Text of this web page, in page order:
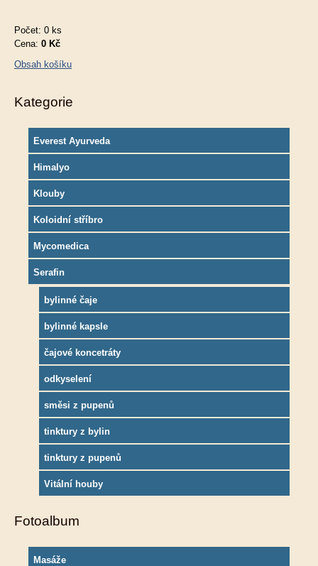
Počet: 0 ks
Cena: 0 Kč
Obsah košíku
Kategorie
Everest Ayurveda
Himalyo
Klouby
Koloidní stříbro
Mycomedica
Serafin
bylinné čaje
bylinné kapsle
čajové koncetráty
odkyselení
směsi z pupenů
tinktury z bylin
tinktury z pupenů
Vitální houby
Fotoalbum
Masáže